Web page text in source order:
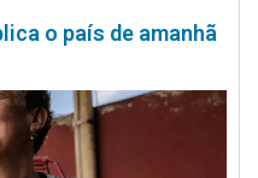
o país de amanhã